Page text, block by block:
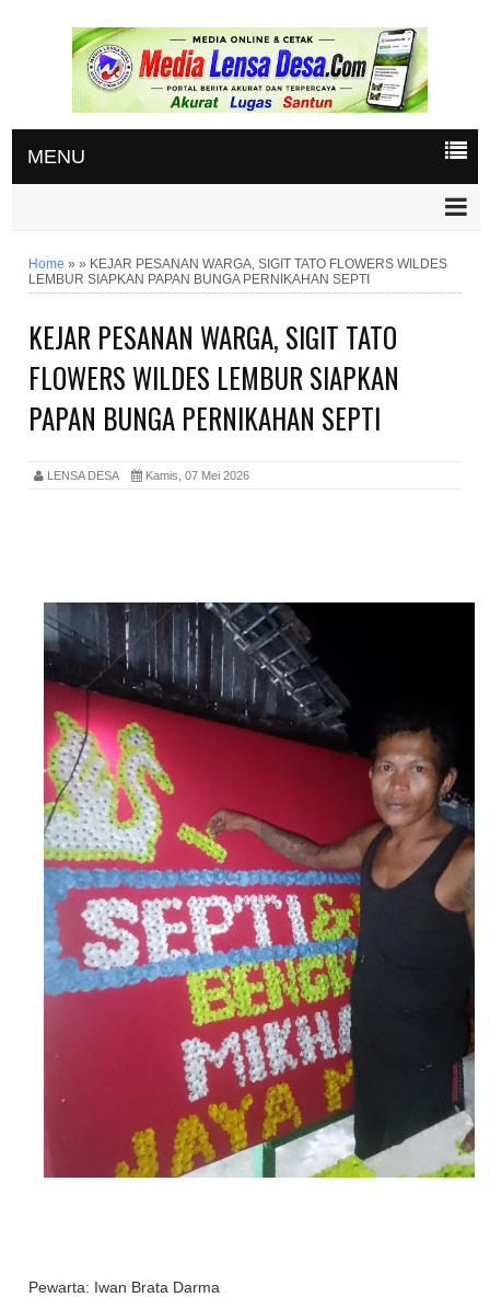
MENU
Home »» KEJAR PESANAN WARGA, SIGIT TATO FLOWERS WILDES
LEMBUR SIAPKAN PAPAN BUNGA PERNIKAHAN SEPTI
KEJAR PESANAN WARGA, SIGIT TATO
FLOWERS WILDES LEMBUR SIAPKAN
PAPAN BUNGA PERNIKAHAN SEPTI
LENSA DESA Kamis, 07 Mei 2026
Pewarta: Iwan Brata Darma